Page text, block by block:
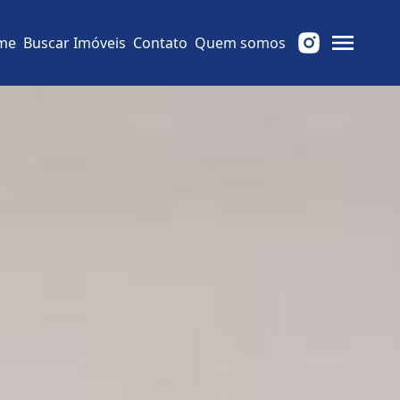
Buscar Imóveis Contato Quem somos